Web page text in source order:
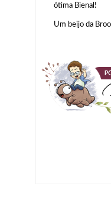
ótima Bienal!
Um beijo da